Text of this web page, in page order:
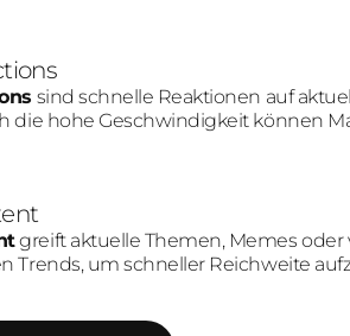
sind schnelle Reaktionen auf
die hohe Geschwindigkeit können
greift aktuelle Themen, Memes oder
Trends, um schneller Reichweite